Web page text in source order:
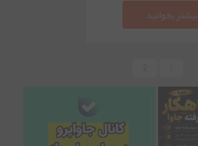
بیشتر بخوانید